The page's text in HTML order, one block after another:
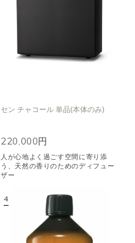
セン チャコール 単品(本体のみ)
220,000円
人が心地よく過ごす空間に寄り添
う、天然の香りのためのディフュー
ザー